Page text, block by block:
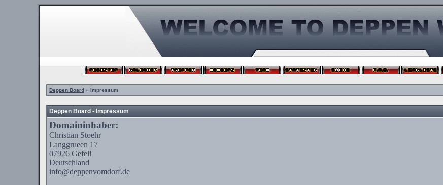
Deppen Board» Impressum
Deppen Board - Impressum
Domaininhaber:
Christian Stoehr
Langgrueen 17
07926 Gefell
Deutschland
info@deppenvomdorf.de